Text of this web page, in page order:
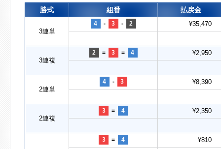
勝式 組番 払戻金
3連単
4 - 3 - 2 ¥35,470
3連複
2 = 3 = 4 ¥2,950
2連単
4 - 3 ¥8,390
2連複
3 = 4 ¥2,350
3 = 4 ¥810